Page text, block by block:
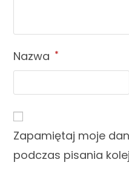
Nazwa *
Zapamiętaj moje
podczas pisania